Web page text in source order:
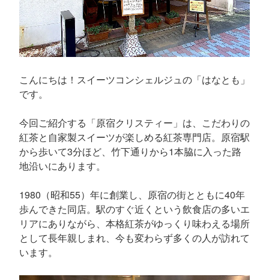
こんにちは！スイーツコンシェルジュの「はなとも」
です。
今回ご紹介する「原宿クリスティー」は、こだわりの
紅茶と自家製スイーツが楽しめる紅茶専門店。原宿駅
から歩いて3分ほど、竹下通りから1本脇に入った路
地沿いにあります。
1980（昭和55）年に創業し、原宿の街とともに40年
歩んできた同店。駅のすぐ近くという飲食店の多いエ
リアにありながら、本格紅茶がゆっくり味わえる場所
として長年親しまれ、今も変わらず多くの人が訪れて
います。